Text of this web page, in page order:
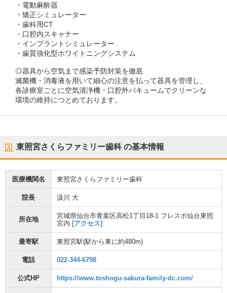
・電動麻酔器
・矯正シミュレーター
・歯科用CT
・口腔内スキャナー
・インプラントシミュレーター
・歯質強化型ホワイトニングシステム
◎器具から空気まで感染予防対策を徹底
滅菌機・消毒液を用いて細心の注意を払って器具を管理し、
各診療室ごとに空気清浄機・口腔外バキュームでクリーンな
環境の維持につとめております。
東照宮さくらファミリー歯科の基本情報
医療機関名 東照宮さくらファミリー歯科
院長 汲川 大
所在地
宮城県仙台市青葉区高松1丁目18-1 フレスポ仙台東照
宮内 [アクセス]
最寄駅 東照宮駅(駅から東に約480m)
電話 022-344-6798
公式HP https://www.toshogu-sakura-family-dc.com/